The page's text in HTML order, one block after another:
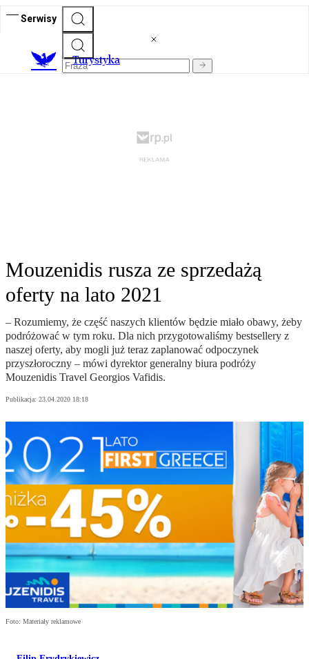
Serwisy
Turystyka
Mouzenidis rusza ze sprzedażą
oferty na lato 2021
– Rozumiemy, że część naszych klientów będzie miało obawy, żeby
podróżować w tym roku. Dla nich przygotowaliśmy bestsellery z
naszej oferty, aby mogli już teraz zaplanować odpoczynek
przyszłoroczny – mówi dyrektor generalny biura podróży
Mouzenidis Travel Georgios Vafidis.
Publikacja: 23.04.2020 18:18
Foto: Materiały reklamowe